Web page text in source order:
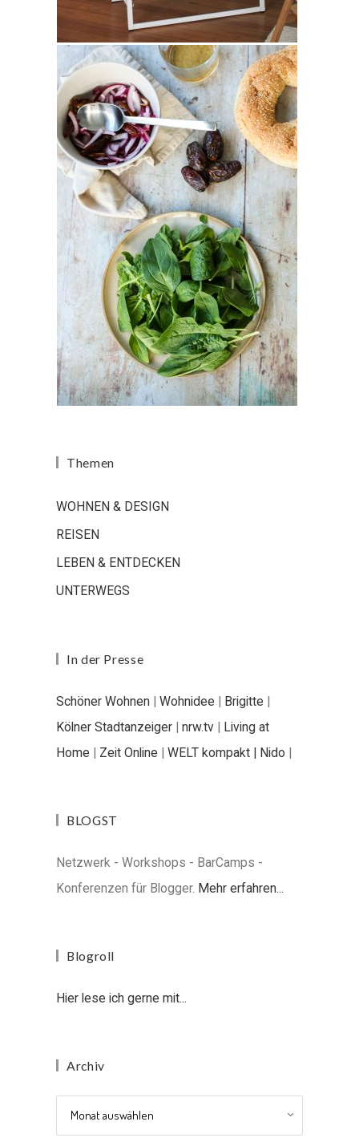
Themen
WOHNEN & DESIGN
REISEN
LEBEN & ENTDECKEN
UNTERWEGS
In der Presse
Schöner Wohnen | Wohnidee | Brigitte |
Kölner Stadtanzeiger | nrw.tv | Living at
Home | Zeit Online | WELT kompakt | Nido |
BLOGST
Netzwerk - Workshops - BarCamps -
Konferenzen für Blogger. Mehr erfahren...
Blogroll
Hier lese ich gerne mit...
Archiv